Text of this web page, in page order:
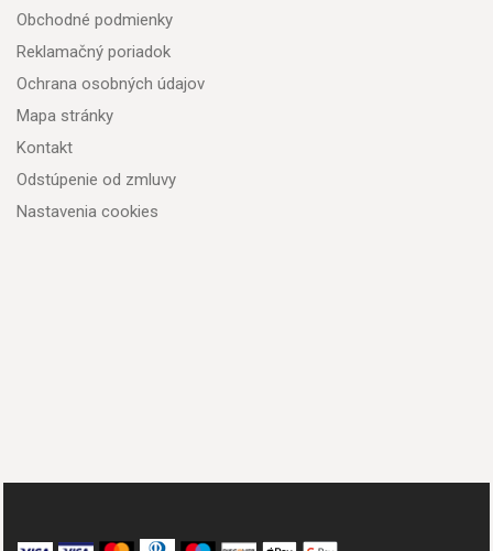
Obchodné podmienky
Reklamačný poriadok
Ochrana osobných údajov
Mapa stránky
Kontakt
Odstúpenie od zmluvy
Nastavenia cookies